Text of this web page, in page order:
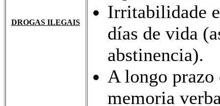
DROGAS ILEGAIS
Irritabilidade
días de vida
abstinencia).
A longo prazo
memoria